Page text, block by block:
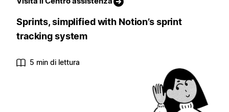
Sprints, simplified with Notion’s sprint
tracking system
5 min di lettura